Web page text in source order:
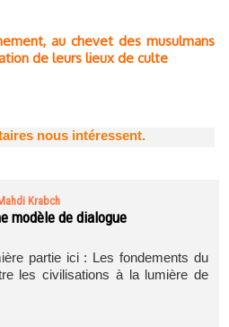
au chevet des musulmans
de leurs lieux de culte
nous intéressent.
Krabch
modèle de dialogue
partie ici : Les fondements du
les civilisations à la lumière de